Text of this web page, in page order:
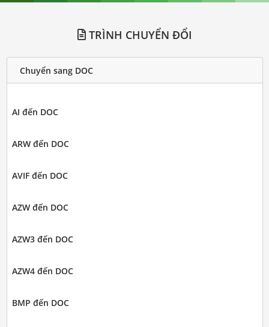
TRÌNH CHUYỂN ĐỔI
Chuyển sang DOC
AI đến DOC
ARW đến DOC
AVIF đến DOC
AZW đến DOC
AZW3 đến DOC
AZW4 đến DOC
BMP đến DOC